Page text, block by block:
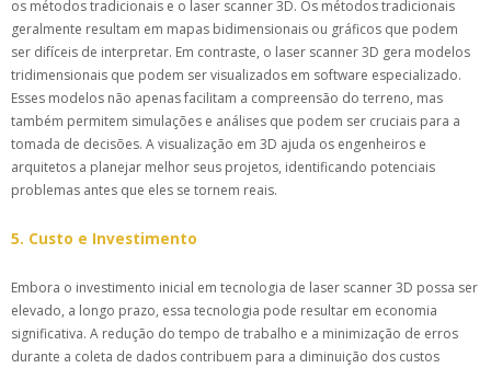
os métodos tradicionais e o laser scanner 3D. Os métodos tradicionais
geralmente resultam em mapas bidimensionais ou gráficos que podem
ser difíceis de interpretar. Em contraste, o laser scanner 3D gera modelos
tridimensionais que podem ser visualizados em software especializado.
Esses modelos não apenas facilitam a compreensão do terreno, mas
também permitem simulações e análises que podem ser cruciais para a
tomada de decisões. A visualização em 3D ajuda os engenheiros e
arquitetos a planejar melhor seus projetos, identificando potenciais
problemas antes que eles se tornem reais.
5. Custo e Investimento
Embora o investimento inicial em tecnologia de laser scanner 3D possa ser
elevado, a longo prazo, essa tecnologia pode resultar em economia
significativa. A redução do tempo de trabalho e a minimização de erros
durante a coleta de dados contribuem para a diminuição dos custos